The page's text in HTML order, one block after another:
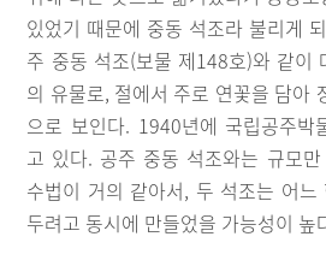
있었기 때문에 중동 석조라 불리게
주 중동 석조(보물 제148호)와 같이
의 유물로, 절에서 주로 연꽃을 담아
으로 보인다. 1940년에 국립공주박
고 있다. 공주 중동 석조와는 규모
수법이 거의 같아서, 두 석조는 어
두려고 동시에 만들었을 가능성이 높